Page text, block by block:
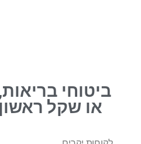
ביטוחי
או שקל